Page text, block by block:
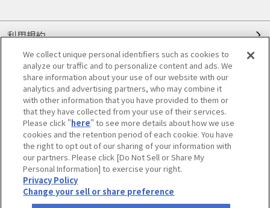
利用規約
個人情報の取り扱いについて
会員優待サービスの提携をご検討の方へ
JAFホームページ
© JAPAN AUTOMOBILE FEDERATION. All rights reserved.
We collect unique personal identifiers such as cookies to
analyze our traffic and to personalize content and ads. We
share information about your use of our website with our
analytics and advertising partners, who may combine it
with other information that you have provided to them or
that they have collected from your use of their services.
Please click "here" to see more details about how we use
cookies and the retention period of each cookie. You have
the right to opt out of our sharing of your information with
our partners. Please click [Do Not Sell or Share My
Personal Information] to exercise your right.
Privacy Policy
Change your sell or share preference